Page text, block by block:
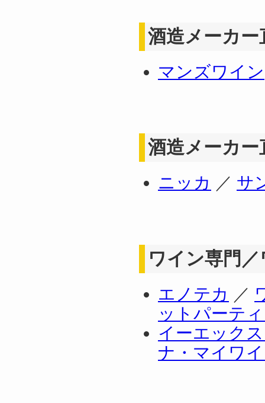
酒造メーカ
マンズワイン
酒造メーカ
ニッカ ／ サ
ワイン専門
エノテカ ／
ットパーテ
イーエック
ナ・マイワ